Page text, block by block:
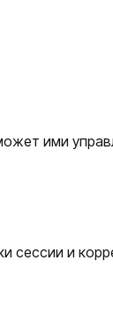
ими
сессии и